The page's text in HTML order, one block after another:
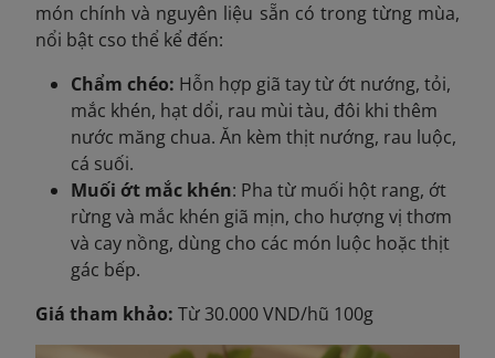
món chính và nguyên liệu sẵn có trong từng mùa,
nổi bật cso thể kể đến:
Chẩm chéo: Hỗn hợp giã tay từ ớt nướng, tỏi,
mắc khén, hạt dổi, rau mùi tàu, đôi khi thêm
nước măng chua. Ăn kèm thịt nướng, rau luộc,
cá suối.
Muối ớt mắc khén: Pha từ muối hột rang, ớt
rừng và mắc khén giã mịn, cho hượng vị thơm
và cay nồng, dùng cho các món luộc hoặc thịt
gác bếp.
Giá tham khảo: Từ 30.000 VND/hũ 100g